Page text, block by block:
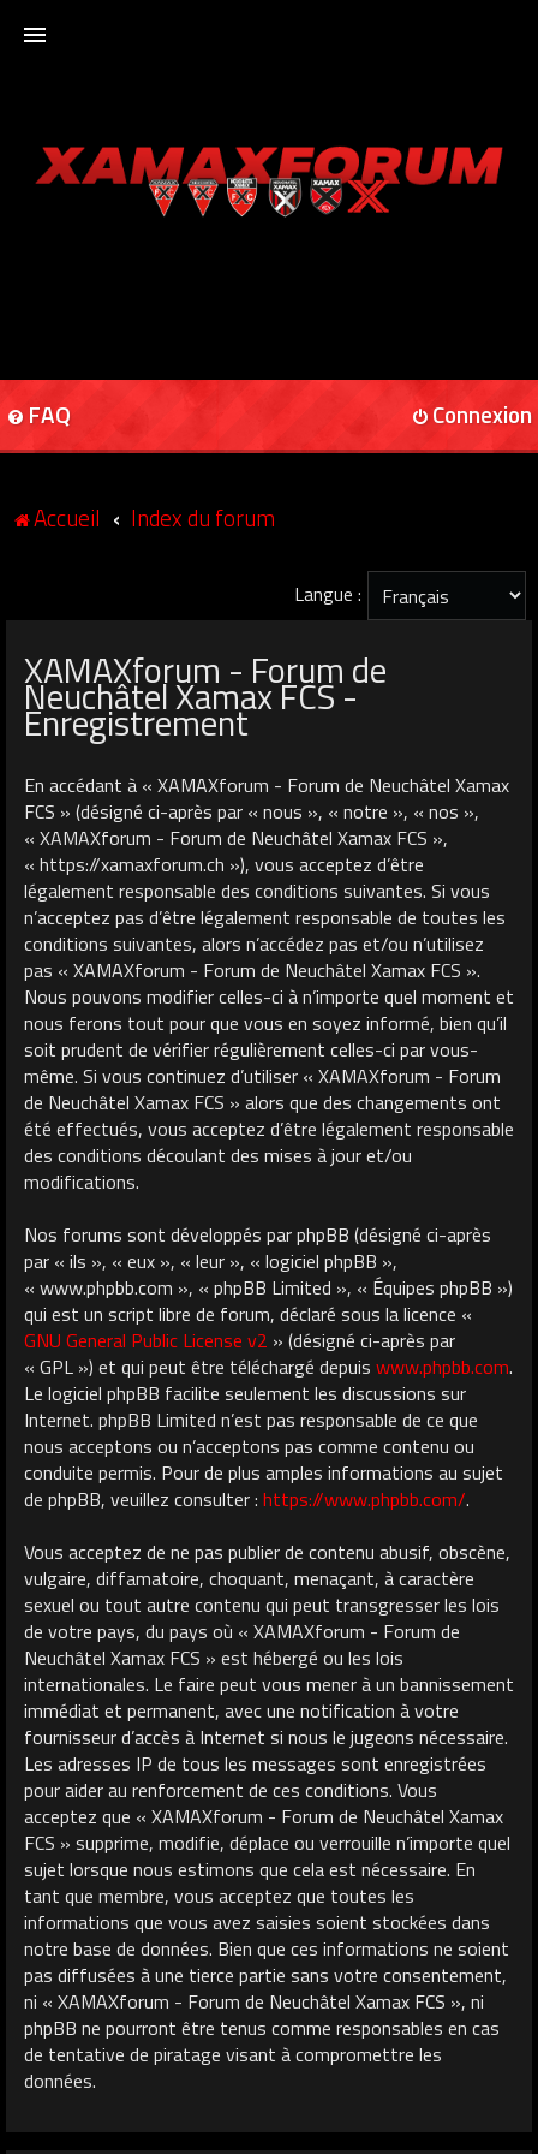
XAMAXFORUM
FAQ Connexion
Accueil Index du forum
Langue :
XAMAXforum - Forum de
Neuchâtel Xamax FCS -
Enregistrement
En accédant à « XAMAXforum - Forum de Neuchâtel Xamax
FCS » (désigné ci-après par « nous », « notre », « nos »,
« XAMAXforum - Forum de Neuchâtel Xamax FCS »,
« https://xamaxforum.ch »), vous acceptez d’être
légalement responsable des conditions suivantes. Si vous
n’acceptez pas d’être légalement responsable de toutes les
conditions suivantes, alors n’accédez pas et/ou n’utilisez
pas « XAMAXforum - Forum de Neuchâtel Xamax FCS ».
Nous pouvons modifier celles-ci à n’importe quel moment et
nous ferons tout pour que vous en soyez informé, bien qu’il
soit prudent de vérifier régulièrement celles-ci par vous-
même. Si vous continuez d’utiliser « XAMAXforum - Forum
de Neuchâtel Xamax FCS » alors que des changements ont
été effectués, vous acceptez d’être légalement responsable
des conditions découlant des mises à jour et/ou
modifications.
Nos forums sont développés par phpBB (désigné ci-après
par « ils », « eux », « leur », « logiciel phpBB »,
« www.phpbb.com », « phpBB Limited », « Équipes phpBB »)
qui est un script libre de forum, déclaré sous la licence «
GNU General Public License v2 » (désigné ci-après par
« GPL ») et qui peut être téléchargé depuis www.phpbb.com.
Le logiciel phpBB facilite seulement les discussions sur
Internet. phpBB Limited n’est pas responsable de ce que
nous acceptons ou n’acceptons pas comme contenu ou
conduite permis. Pour de plus amples informations au sujet
de phpBB, veuillez consulter : https://www.phpbb.com/.
Vous acceptez de ne pas publier de contenu abusif, obscène,
vulgaire, diffamatoire, choquant, menaçant, à caractère
sexuel ou tout autre contenu qui peut transgresser les lois
de votre pays, du pays où « XAMAXforum - Forum de
Neuchâtel Xamax FCS » est hébergé ou les lois
internationales. Le faire peut vous mener à un bannissement
immédiat et permanent, avec une notification à votre
fournisseur d’accès à Internet si nous le jugeons nécessaire.
Les adresses IP de tous les messages sont enregistrées
pour aider au renforcement de ces conditions. Vous
acceptez que « XAMAXforum - Forum de Neuchâtel Xamax
FCS » supprime, modifie, déplace ou verrouille n’importe quel
sujet lorsque nous estimons que cela est nécessaire. En
tant que membre, vous acceptez que toutes les
informations que vous avez saisies soient stockées dans
notre base de données. Bien que ces informations ne soient
pas diffusées à une tierce partie sans votre consentement,
ni « XAMAXforum - Forum de Neuchâtel Xamax FCS », ni
phpBB ne pourront être tenus comme responsables en cas
de tentative de piratage visant à compromettre les
données.